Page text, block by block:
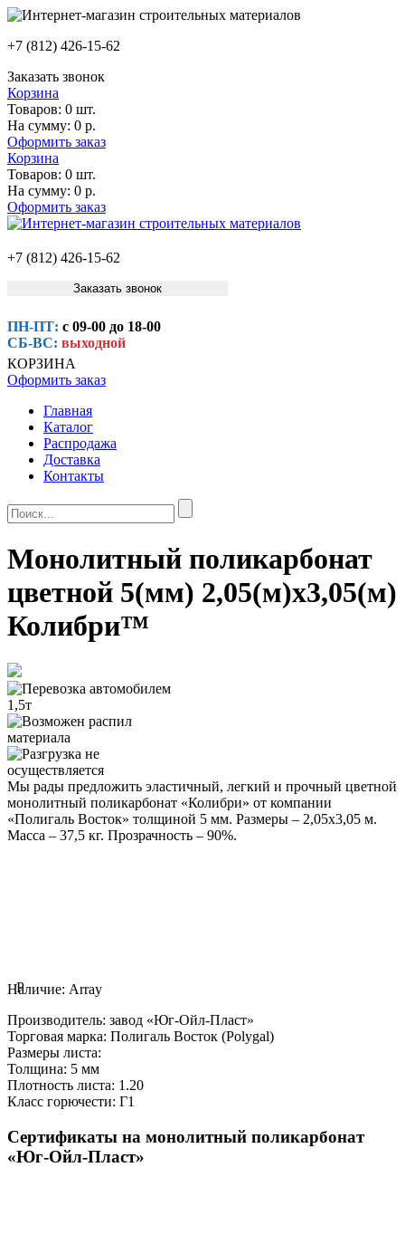
+7 (812) 426-15-62
Заказать звонок
Корзина
Товаров: 0 шт.
На сумму: 0 р.
Оформить заказ
Корзина
Товаров: 0 шт.
На сумму: 0 р.
Оформить заказ
+7 (812) 426-15-62
Заказать звонок
ПН-ПТ: с 09-00 до 18-00
СБ-ВС: выходной
КОРЗИНА
Оформить заказ
Главная
Каталог
Распродажа
Доставка
Контакты
Монолитный поликарбонат
цветной 5(мм) 2,05(м)x3,05(м)
Колибри™
Мы рады предложить эластичный, легкий и прочный цветной
монолитный поликарбонат «Колибри» от компании
«Полигаль Восток» толщиной 5 мм. Размеры – 2,05х3,05 м.
Масса – 37,5 кг. Прозрачность – 90%.
Наличие: Array
P
Производитель: завод «Юг-Ойл-Пласт»
Торговая марка: Полигаль Восток (Polygal)
Размеры листа:
Толщина: 5 мм
Плотность листа: 1.20
Класс горючести: Г1
Сертификаты на монолитный поликарбонат
«Юг-Ойл-Пласт»